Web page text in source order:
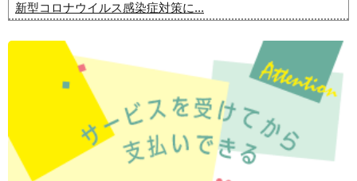
新型コロナウイルス感染症対策に...